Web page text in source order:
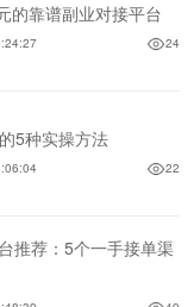
的靠谱副业对接平台
24
5种实操方法
22
推荐：5个一手接单渠